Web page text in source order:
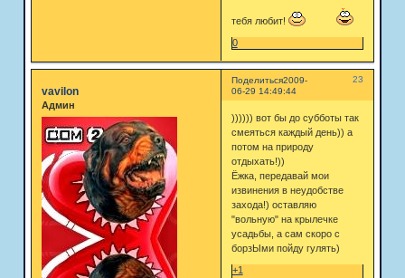
тебя любит!
0
Поделиться 23
2009-
06-29 14:49:44
vavilon
Админ
)))))) вот бы до субботы так
смеяться каждый день)) а
потом на природу
отдыхать!))
Ёжка, передавай мои
извинения в неудобстве
захода!) оставляю
"вольную" на крылечке
усадьбы, а сам скоро с
борзЫми пойду гулять)
+1